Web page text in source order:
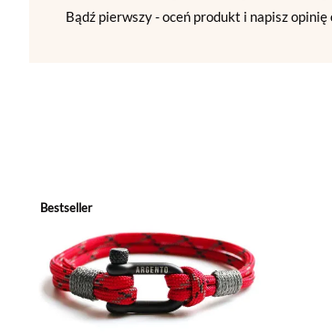
Bądź pierwszy - oceń produkt i napisz opinię
Bestseller